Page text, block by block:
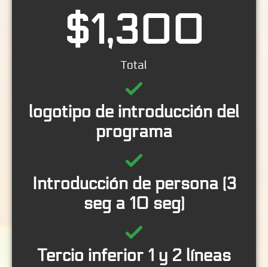
Total
$1,300
logotipo de introducción del
programa
Introducción de persona (3
seg a 10 seg)
Tercio inferior 1 y 2 líneas